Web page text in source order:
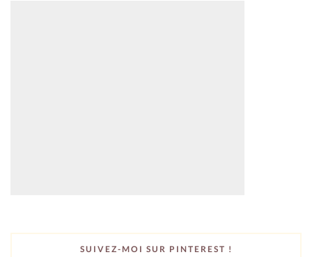
SUIVEZ-MOI SUR PINTEREST !